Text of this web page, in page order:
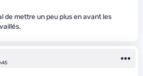
de mettre un peu plus en avant les